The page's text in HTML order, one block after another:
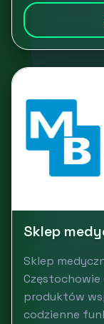
Sklep
Sklep
produktów
codzienne